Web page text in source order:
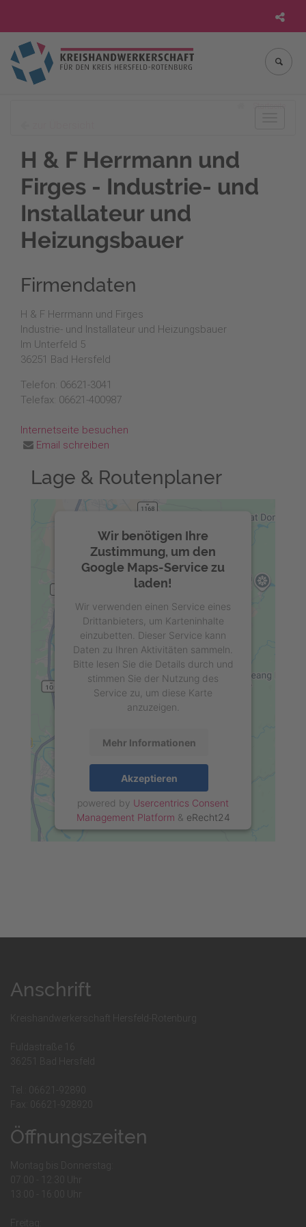
H & F Herrmann und
Firges - Industrie- und
Installateur und
Heizungsbauer
Firmendaten
H & F Herrmann und Firges
Industrie- und Installateur und Heizungsbauer
Im Unterfeld 5
36251 Bad Hersfeld
Telefon: 06621-3041
Telefax: 06621-400987
Internetseite besuchen
Email schreiben
Lage & Routenplaner
Wir benötigen Ihre
Zustimmung, um den
Google Maps-Service zu
laden!
Wir verwenden einen Service eines
Drittanbieters, um Karteninhalte
einzubetten. Dieser Service kann
Daten zu Ihren Aktivitäten sammeln.
Bitte lesen Sie die Details durch und
stimmen Sie der Nutzung des
Service zu, um diese Karte
anzuzeigen.
Mehr Informationen
Akzeptieren
powered by Usercentrics Consent
Management Platform & eRecht24
Anschrift
Kreishandwerkerschaft Hersfeld-Rotenburg
Fuldastraße 16
36251 Bad Hersfeld
Tel.: 06621-92890
Fax: 06621-928920
Öffnungszeiten
Montag bis Donnerstag:
07:00 - 12:30 Uhr
13:00 - 16:00 Uhr
Freitag: